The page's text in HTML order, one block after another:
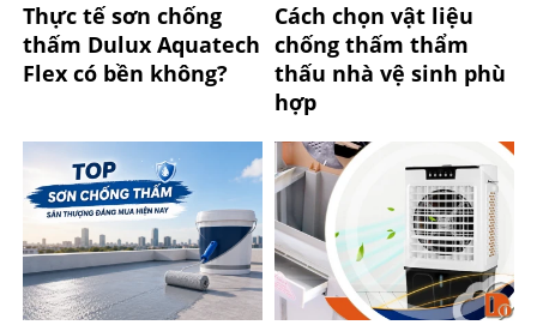
Thực tế sơn chống
thấm Dulux Aquatech
Flex có bền không?
Cách chọn vật liệu
chống thấm thẩm
thấu nhà vệ sinh phù
hợp